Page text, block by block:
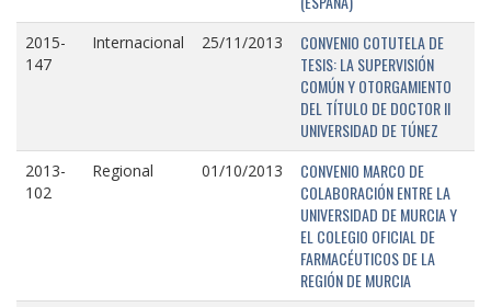
2015-
147
Internacional 25/11/2013
CONVENIO COTUTELA DE
TESIS: LA SUPERVISIÓN
COMÚN Y OTORGAMIENTO
DEL TÍTULO DE DOCTOR II
UNIVERSIDAD DE TÚNEZ
2013-
102
Regional 01/10/2013
CONVENIO MARCO DE
COLABORACIÓN ENTRE LA
UNIVERSIDAD DE MURCIA Y
EL COLEGIO OFICIAL DE
FARMACÉUTICOS DE LA
REGIÓN DE MURCIA